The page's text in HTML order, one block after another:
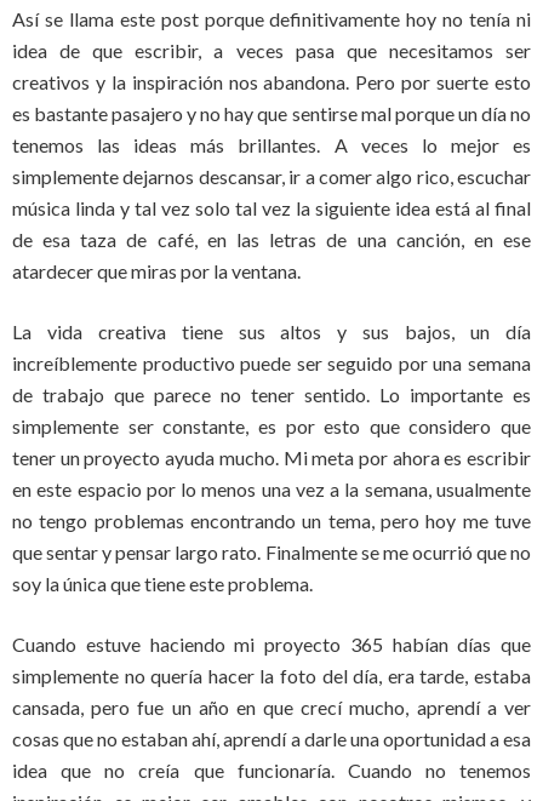
Así se llama este post porque definitivamente hoy no tenía ni
idea de que escribir, a veces pasa que necesitamos ser
creativos y la inspiración nos abandona. Pero por suerte esto
es bastante pasajero y no hay que sentirse mal porque un día no
tenemos las ideas más brillantes. A veces lo mejor es
simplemente dejarnos descansar, ir a comer algo rico, escuchar
música linda y tal vez solo tal vez la siguiente idea está al final
de esa taza de café, en las letras de una canción, en ese
atardecer que miras por la ventana.
La vida creativa tiene sus altos y sus bajos, un día
increíblemente productivo puede ser seguido por una semana
de trabajo que parece no tener sentido. Lo importante es
simplemente ser constante, es por esto que considero que
tener un proyecto ayuda mucho. Mi meta por ahora es escribir
en este espacio por lo menos una vez a la semana, usualmente
no tengo problemas encontrando un tema, pero hoy me tuve
que sentar y pensar largo rato. Finalmente se me ocurrió que no
soy la única que tiene este problema.
Cuando estuve haciendo mi proyecto 365 habían días que
simplemente no quería hacer la foto del día, era tarde, estaba
cansada, pero fue un año en que crecí mucho, aprendí a ver
cosas que no estaban ahí, aprendí a darle una oportunidad a esa
idea que no creía que funcionaría. Cuando no tenemos